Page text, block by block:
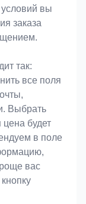
вы
заказа
так:
все поля
Выбрать
будет
в поле
вас